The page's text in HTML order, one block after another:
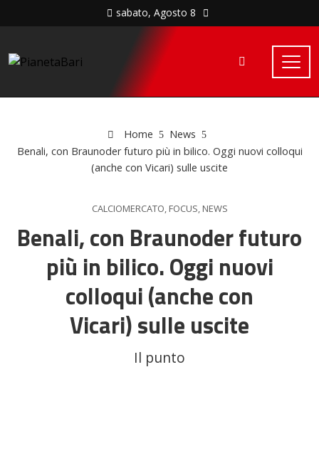
sabato, Agosto 8
Home
News
Benali, con Braunoder futuro più in bilico. Oggi nuovi colloqui
(anche con Vicari) sulle uscite
CALCIOMERCATO, FOCUS, NEWS
Benali, con Braunoder futuro
più in bilico. Oggi nuovi
colloqui (anche con
Vicari) sulle uscite
Il punto